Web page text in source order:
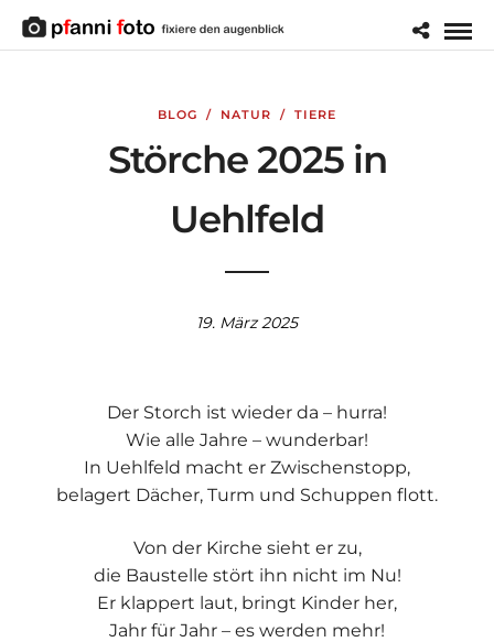
BLOG / NATUR / TIERE
Störche 2025 in
Uehlfeld
19. März 2025
Der Storch ist wieder da – hurra!
Wie alle Jahre – wunderbar!
In Uehlfeld macht er Zwischenstopp,
belagert Dächer, Turm und Schuppen flott.
Von der Kirche sieht er zu,
die Baustelle stört ihn nicht im Nu!
Er klappert laut, bringt Kinder her,
Jahr für Jahr – es werden mehr!